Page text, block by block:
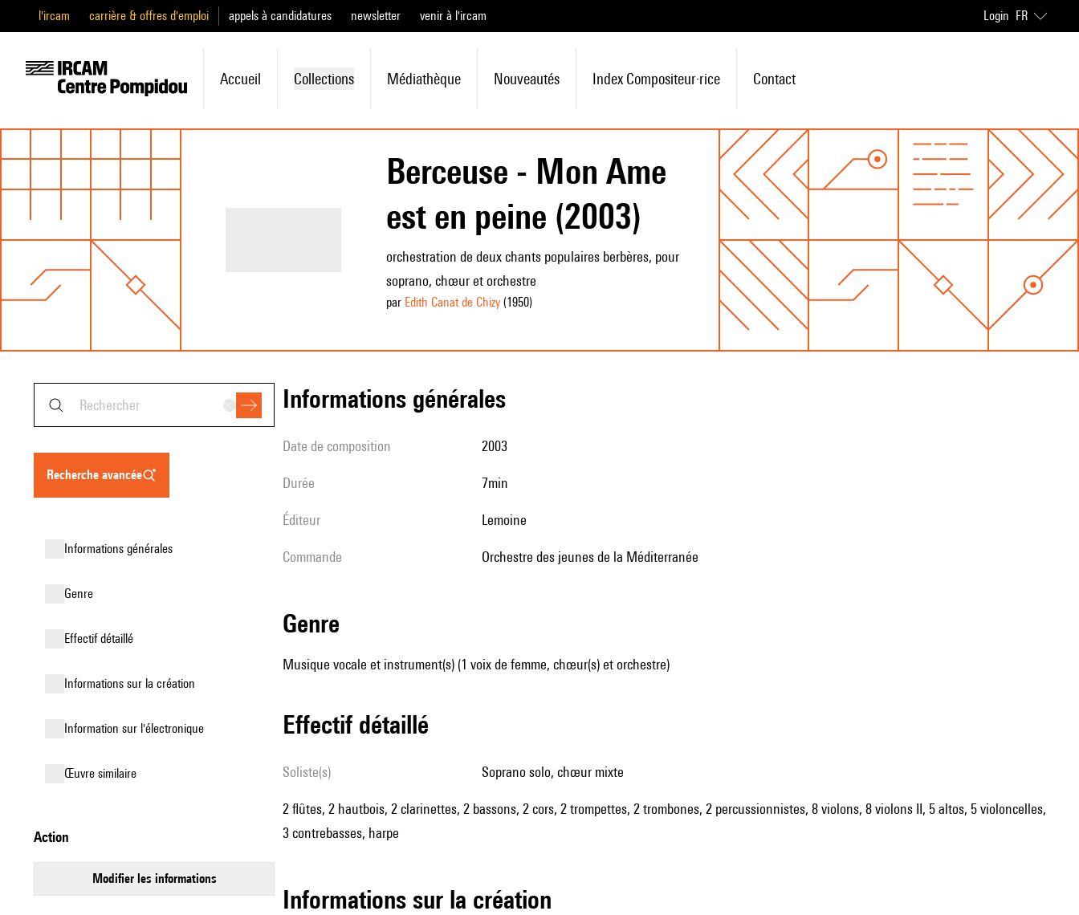
l'ircam carrière & offres d'emploi appels à candidatures newsletter venir à l'ircam Login FR
Accueil Collections Médiathèque Nouveautés Index Compositeur·rice Contact
Berceuse - Mon Ame
est en peine (2003)
orchestration de deux chants populaires berbères, pour
soprano, chœur et orchestre
par Edith Canat de Chizy(1950)
recherche avancée
informations générales
genre
effectif détaillé
informations sur la création
Information sur l'électronique
œuvre similaire
action
modifier les informations
informations générales
date de composition 2003
durée 7min
éditeur Lemoine
Commande Orchestre des jeunes de la Méditerranée
genre
Musique vocale et instrument(s) (1 voix de femme, chœur(s) et orchestre)
effectif détaillé
Soliste(s) soprano solo, chœur mixte
2 flûtes, 2 hautbois, 2 clarinettes, 2 bassons, 2 cors, 2 trompettes, 2 trombones, 2 percussionnistes, 8 violons, 8 violons II, 5 altos, 5 violoncelles,
3 contrebasses, harpe
informations sur la création